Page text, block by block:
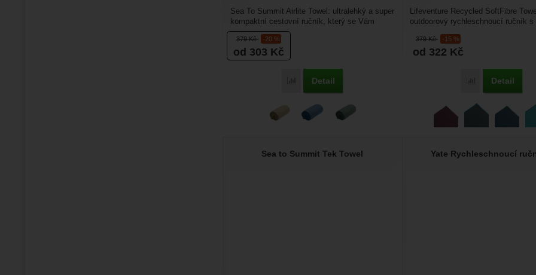
379Kč -20 %
od 303 Kč
Porovnat
Detail
Sea To Summit Airlite Towel: ultralehký a super
kompaktní cestovní ručník, který se Vám
vejde i to té...
379Kč -15 %
od 322 Kč
Porovnat
Detail
Lifeventure Recycled SoftFibre
outdoorový rychleschnoucí ručník s
Sea to Summit Tek Towel Yate Rychleschnoucí